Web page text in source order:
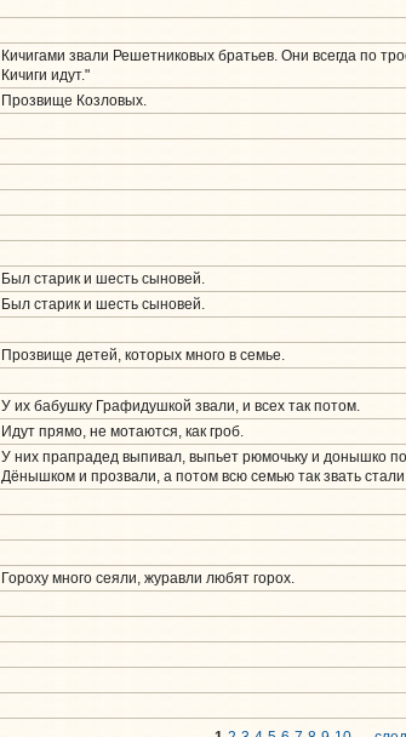
Кичигами звали Решетниковых братьев. Они всегда по
Кичиги идут."
Прозвище Козловых.
Был старик и шесть сыновей.
Был старик и шесть сыновей.
Прозвище детей, которых много в семье.
У их бабушку Графидушкой звали, и всех так потом.
Идут прямо, не мотаются, как гроб.
У них прапрадед выпивал, выпьет рюмочьку и донышко
Дёнышком и прозвали, а потом всю семью так звать
Гороху много сеяли, журавли любят горох.